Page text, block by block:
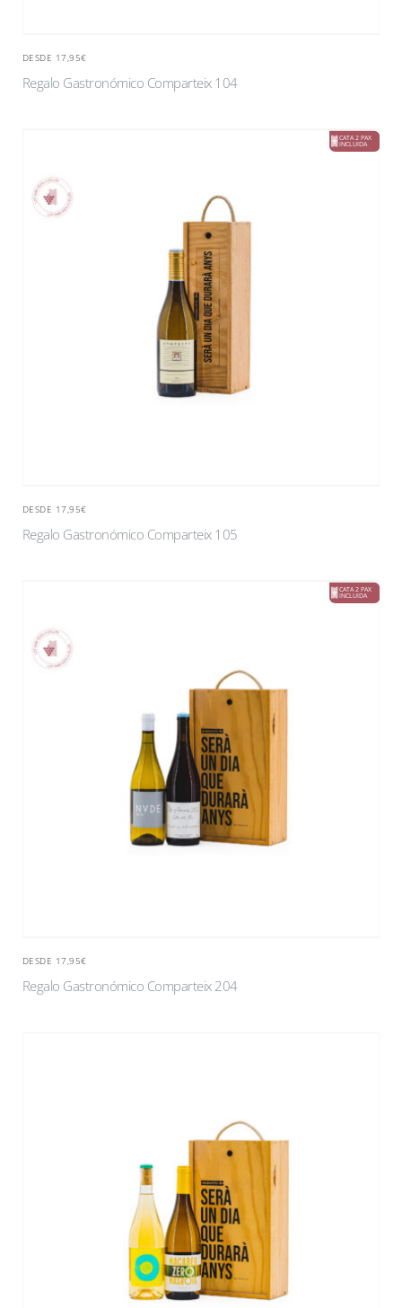
DESDE 17,95€
Regalo Gastronómico Comparteix 104
DESDE 17,95€
Regalo Gastronómico Comparteix 105
DESDE 17,95€
Regalo Gastronómico Comparteix 204